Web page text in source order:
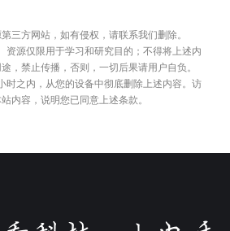
三方网站，如有侵权，请联系我们删除。
资源仅限用于学习和研究目的；不得将上述内
，禁止传播，否则，一切后果请用户自负。
时之内，从您的设备中彻底删除上述内容。访
内容，说明您已同意上述条款。